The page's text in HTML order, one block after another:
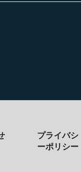
プライバシ
ーポリシー